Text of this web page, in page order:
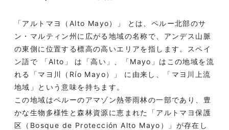
「アルトマヨ（Alto Mayo）」 とは、ペルー北部のサ
ン・マルティン州に広がる地域の名称で、アンデス山脈
の東側に位置する標高の高いエリアを指します。スペイ
ン語で 「Alto」 は「高い」、「Mayo」はこの地域を流
れる「マヨ川（Río Mayo）」 に由来し、「マヨ川上流
地域」という意味を持ちます。
この地域はペルーのアマゾン熱帯雨林の一部であり、豊
かな生物多様性と森林資源に恵まれた「アルトマヨ保護
区（Bosque de Protección Alto Mayo）」が存在し